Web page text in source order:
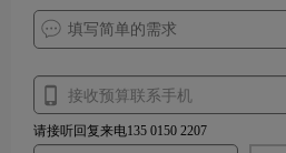
请接听回复来电135 0150 2207